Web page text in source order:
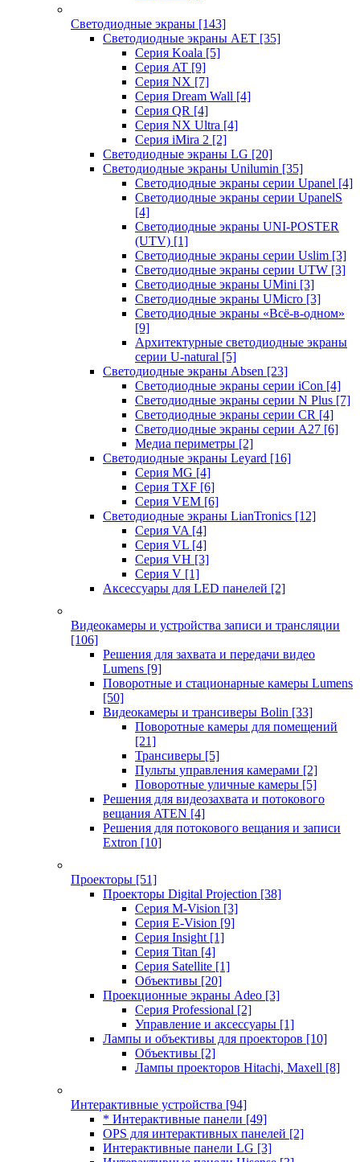
Светодиодные экраны [143]
Светодиодные экраны AET [35]
Cерия Koala [5]
Серия AT [9]
Серия NX [7]
Серия Dream Wall [4]
Серия QR [4]
Серия NX Ultra [4]
Серия iMira 2 [2]
Светодиодные экраны LG [20]
Светодиодные экраны Unilumin [35]
Светодиодные экраны серии Upanel [4]
Светодиодные экраны серии UpanelS
[4]
Светодиодные экраны UNI-POSTER
(UTV) [1]
Светодиодные экраны серии Uslim [3]
Светодиодные экраны серии UTW [3]
Светодиодные экраны UMini [3]
Светодиодные экраны UMicro [3]
Светодиодные экраны «Всё-в-одном»
[9]
Архитектурные светодиодные экраны
серии U-natural [5]
Светодиодные экраны Absen [23]
Светодиодные экраны серии iCon [4]
Светодиодные экраны серии N Plus [7]
Светодиодные экраны серии CR [4]
Светодиодные экраны серии А27 [6]
Медиа периметры [2]
Светодиодные экраны Leyard [16]
Серия MG [4]
Серия TXF [6]
Серия VEM [6]
Светодиодные экраны LianTronics [12]
Серия VA [4]
Серия VL [4]
Серия VH [3]
Серия V [1]
Аксессуары для LED панелей [2]
Видеокамеры и устройства записи и трансляции
[106]
Решения для захвата и передачи видео
Lumens [9]
Поворотные и стационарные камеры Lumens
[50]
Видеокамеры и трансиверы Bolin [33]
Поворотные камеры для помещений
[21]
Трансиверы [5]
Пульты управления камерами [2]
Поворотные уличные камеры [5]
Решения для видеозахвата и потокового
вещания ATEN [4]
Решения для потокового вещания и записи
Extron [10]
Проекторы [51]
Проекторы Digital Projection [38]
Серия M-Vision [3]
Серия E-Vision [9]
Серия Insight [1]
Серия Titan [4]
Серия Satellite [1]
Объективы [20]
Проекционные экраны Adeo [3]
Серия Professional [2]
Управление и аксессуары [1]
Лампы и объективы для проекторов [10]
Объективы [2]
Лампы проекторов Hitachi, Maxell [8]
Интерактивные устройства [94]
* Интерактивные панели [49]
OPS для интерактивных панелей [2]
Интерактивные панели LG [3]